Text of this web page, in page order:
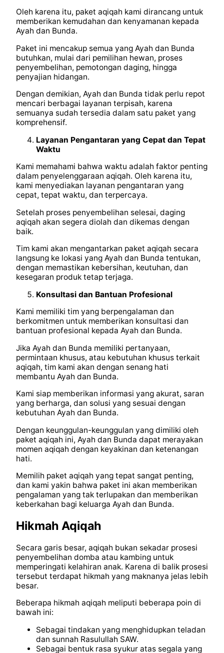
Oleh karena itu, paket aqiqah kami dirancang untuk
memberikan kemudahan dan kenyamanan kepada
Ayah dan Bunda.
Paket ini mencakup semua yang Ayah dan Bunda
butuhkan, mulai dari pemilihan hewan, proses
penyembelihan, pemotongan daging, hingga
penyajian hidangan.
Dengan demikian, Ayah dan Bunda tidak perlu repot
mencari berbagai layanan terpisah, karena
semuanya sudah tersedia dalam satu paket yang
komprehensif.
Layanan Pengantaran yang Cepat dan Tepat
Waktu
Kami memahami bahwa waktu adalah faktor penting
dalam penyelenggaraan aqiqah. Oleh karena itu,
kami menyediakan layanan pengantaran yang
cepat, tepat waktu, dan terpercaya.
Setelah proses penyembelihan selesai, daging
aqiqah akan segera diolah dan dikemas dengan
baik.
Tim kami akan mengantarkan paket aqiqah secara
langsung ke lokasi yang Ayah dan Bunda tentukan,
dengan memastikan kebersihan, keutuhan, dan
kesegaran produk tetap terjaga.
Konsultasi dan Bantuan Profesional
Kami memiliki tim yang berpengalaman dan
berkomitmen untuk memberikan konsultasi dan
bantuan profesional kepada Ayah dan Bunda.
Jika Ayah dan Bunda memiliki pertanyaan,
permintaan khusus, atau kebutuhan khusus terkait
aqiqah, tim kami akan dengan senang hati
membantu Ayah dan Bunda.
Kami siap memberikan informasi yang akurat, saran
yang berharga, dan solusi yang sesuai dengan
kebutuhan Ayah dan Bunda.
Dengan keunggulan-keunggulan yang dimiliki oleh
paket aqiqah ini, Ayah dan Bunda dapat merayakan
momen aqiqah dengan keyakinan dan ketenangan
hati.
Memilih paket aqiqah yang tepat sangat penting,
dan kami yakin bahwa paket ini akan memberikan
pengalaman yang tak terlupakan dan memberikan
keberkahan bagi keluarga Ayah dan Bunda.
Hikmah Aqiqah
Secara garis besar, aqiqah bukan sekadar prosesi
penyembelihan domba atau kambing untuk
memperingati kelahiran anak. Karena di balik prosesi
tersebut terdapat hikmah yang maknanya jelas lebih
besar.
Beberapa hikmah aqiqah meliputi beberapa poin di
bawah ini:
Sebagai tindakan yang menghidupkan teladan
dan sunnah Rasulullah SAW.
Sebagai bentuk rasa syukur atas segala yang